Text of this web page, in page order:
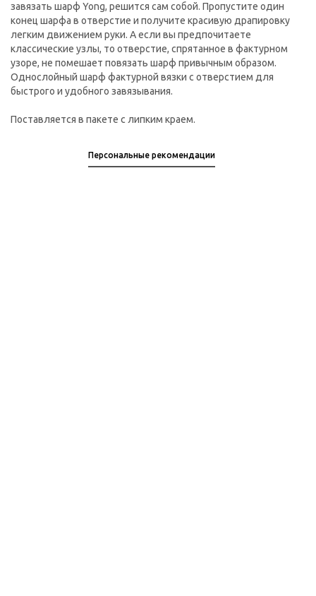
завязать шарф Yong, решится сам собой. Пропустите один
конец шарфа в отверстие и получите красивую драпировку
легким движением руки. А если вы предпочитаете
классические узлы, то отверстие, спрятанное в фактурном
узоре, не помешает повязать шарф привычным образом.
Однослойный шарф фактурной вязки с отверстием для
быстрого и удобного завязывания.
Поставляется в пакете с липким краем.
Персональные рекомендации